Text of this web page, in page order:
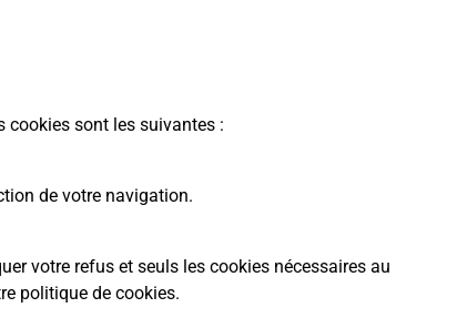
cookies sont les suivantes :
de votre navigation.
votre refus et seuls les cookies nécessaires au
politique de cookies.